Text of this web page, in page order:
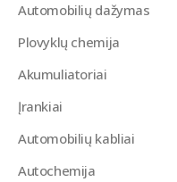
Automobilių dažymas
Plovyklų chemija
Akumuliatoriai
Įrankiai
Automobilių kabliai
Autochemija